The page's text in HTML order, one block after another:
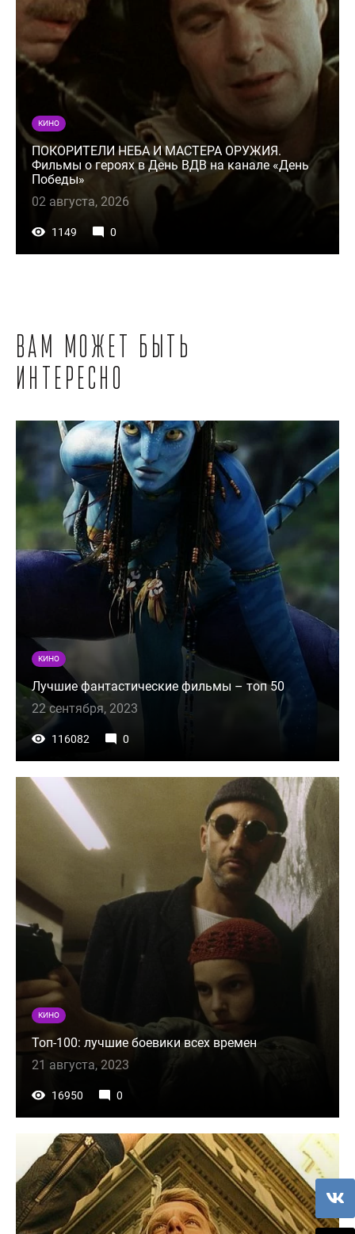
КИНО
ПОКОРИТЕЛИ НЕБА И МАСТЕРА ОРУЖИЯ.
Фильмы о героях в День ВДВ на канале «День
Победы»
02 августа, 2026
1149 0
Вам может быть
интересно
КИНО
Лучшие фантастические фильмы – топ 50
22 сентября, 2023
116082 0
КИНО
Топ-100: лучшие боевики всех времен
21 августа, 2023
16950 0